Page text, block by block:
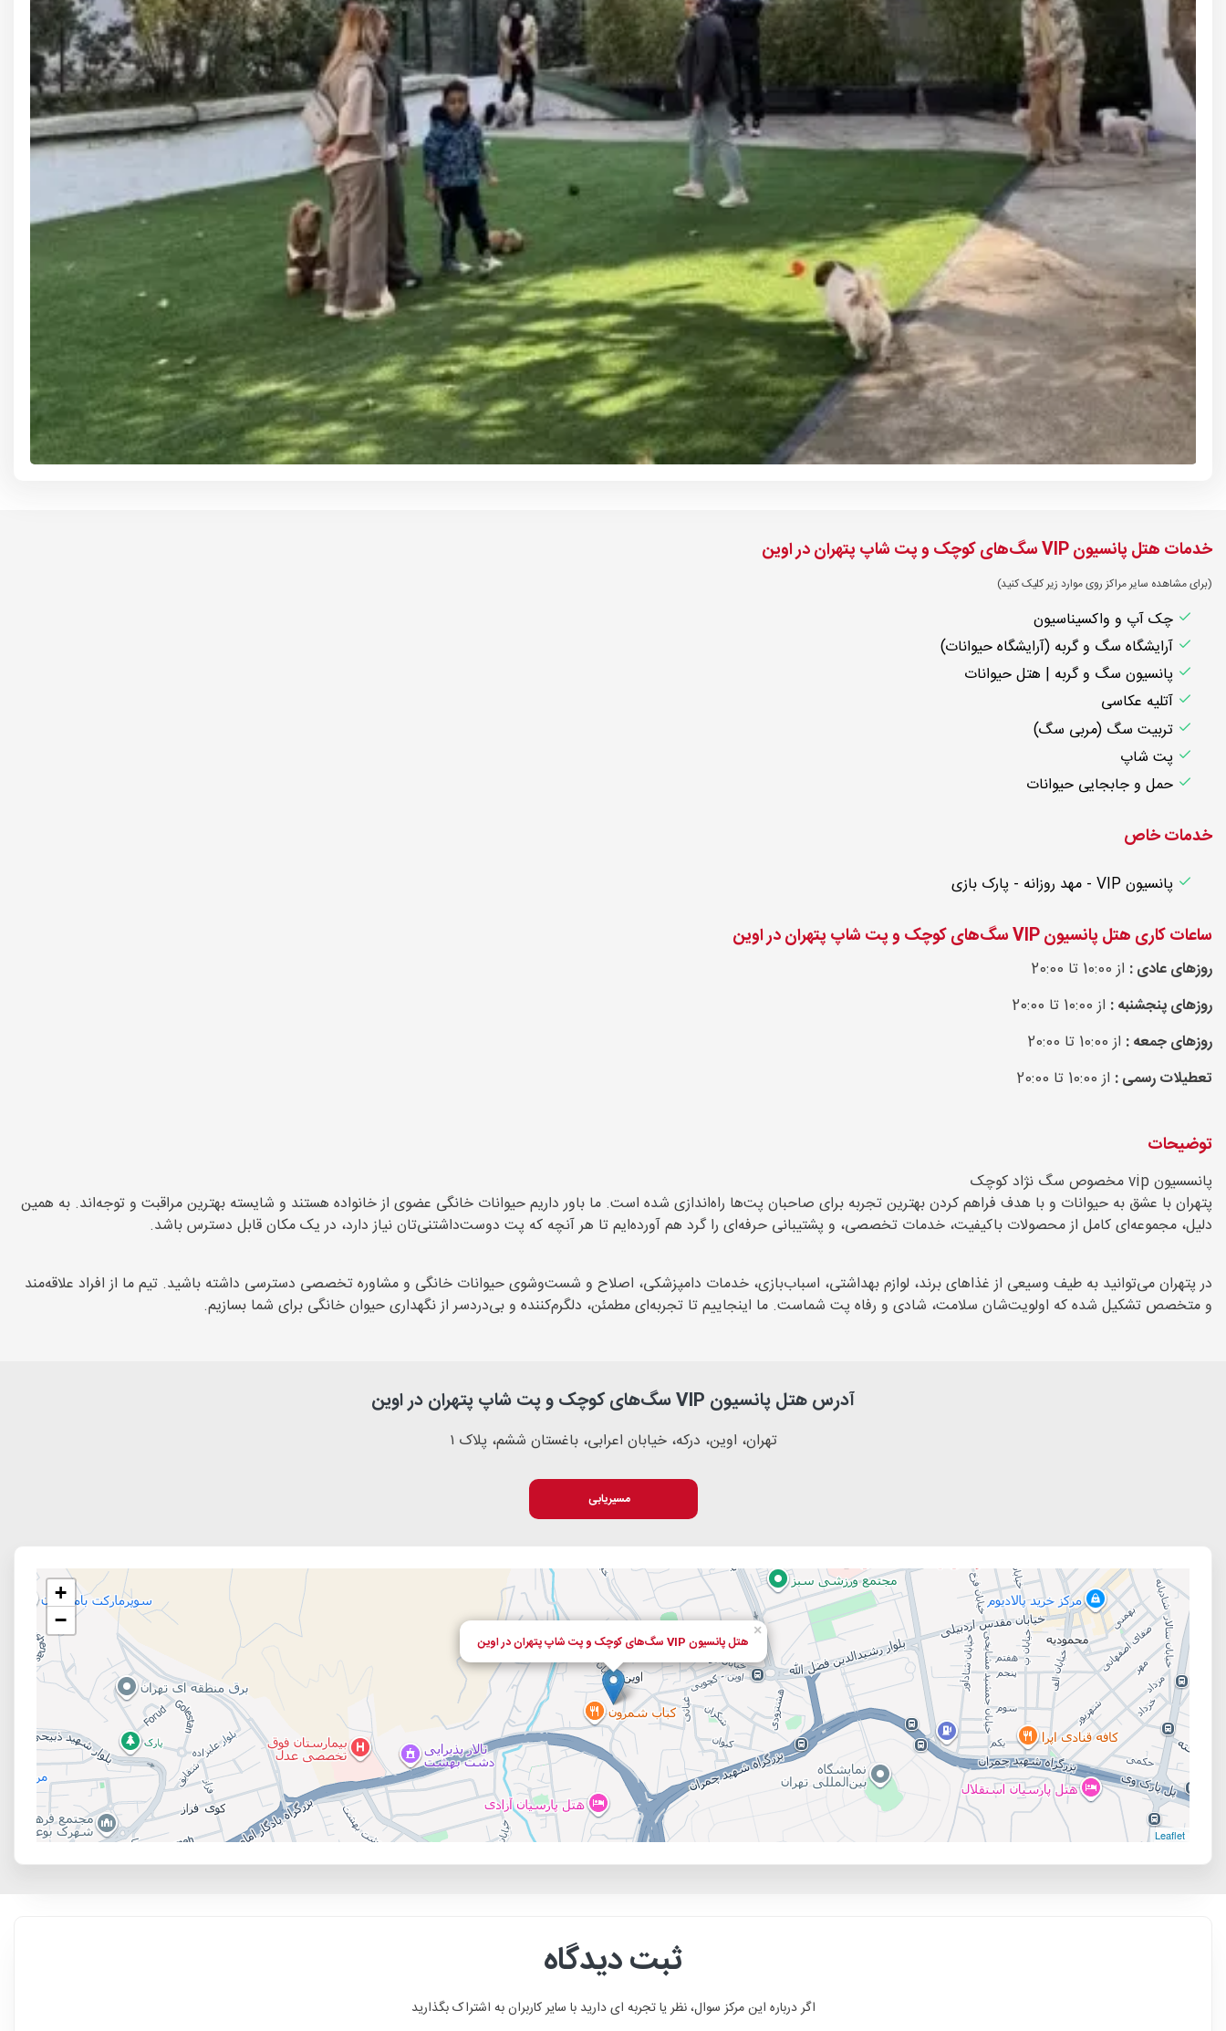
خدمات هتل پانسیون VIP سگ‌های کوچک و پت شاپ پتهران در اوین
(برای مشاهده سایر مراکز روی موارد زیر کلیک کنید)
چک آپ و واکسیناسیون
آرایشگاه سگ و گربه (آرایشگاه حیوانات)
پانسیون سگ و گربه | هتل حیوانات
آتلیه عکاسی
تربیت سگ (مربی سگ)
پت شاپ
حمل و جابجایی حیوانات
خدمات خاص
پانسیون VIP - مهد روزانه - پارک بازی
ساعات کاری هتل پانسیون VIP سگ‌های کوچک و پت شاپ پتهران در اوین
روزهای عادی : از 10:00 تا 20:00
روزهای پنجشنبه : از 10:00 تا 20:00
روزهای جمعه : از 10:00 تا 20:00
تعطیلات رسمی : از 10:00 تا 20:00
توضیحات
پانسسیون vip مخصوص سگ نژاد کوچک
پتهران با عشق به حیوانات و با هدف فراهم کردن بهترین تجربه برای صاحبان پت‌ها راه‌اندازی شده است. ما باور داریم حیوانات خانگی عضوی از خانواده هستند و شایسته بهترین مراقبت و توجه‌اند. به همین
دلیل، مجموعه‌ای کامل از محصولات باکیفیت، خدمات تخصصی، و پشتیبانی حرفه‌ای را گرد هم آورده‌ایم تا هر آنچه که پت دوست‌داشتنی‌تان نیاز دارد، در یک مکان قابل دسترس باشد.
در پتهران می‌توانید به طیف وسیعی از غذاهای برند، لوازم بهداشتی، اسباب‌بازی، خدمات دامپزشکی، اصلاح و شست‌وشوی حیوانات خانگی و مشاوره تخصصی دسترسی داشته باشید. تیم ما از افراد علاقه‌مند
و متخصص تشکیل شده که اولویت‌شان سلامت، شادی و رفاه پت شماست. ما اینجاییم تا تجربه‌ای مطمئن، دلگرم‌کننده و بی‌دردسر از نگهداری حیوان خانگی برای شما بسازیم.
آدرس هتل پانسیون VIP سگ‌های کوچک و پت شاپ پتهران در اوین
تهران، اوین، درکه، خیابان اعرابی، باغستان ششم، پلاک ۱
مسیریابی
هتل پانسیون VIP سگ‌های کوچک و پت شاپ پتهران در اوین
×
+
−
Leaflet
ثبت دیدگاه
اگر درباره این مرکز سوال، نظر یا تجربه ای دارید با سایر کاربران به اشتراک بگذارید